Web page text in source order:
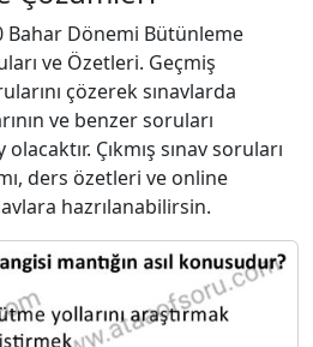
Bahar Dönemi Bütünleme
ve Özetleri. Geçmiş
çözerek sınavlarda
ve benzer soruları
Çıkmış sınav soruları
ders özetleri ve online
hazrılanabilirsin.